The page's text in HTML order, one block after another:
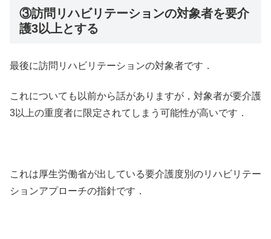
③訪問リハビリテーションの対象者を要介
護3以上とする
最後に訪問リハビリテーションの対象者です．
これについても以前から話がありますが，対象者が要介護
3以上の重度者に限定されてしまう可能性が高いです．
これは厚生労働省が出している要介護度別のリハビリテー
ションアプローチの指針です．